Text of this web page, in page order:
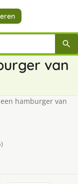
van
hamburger van